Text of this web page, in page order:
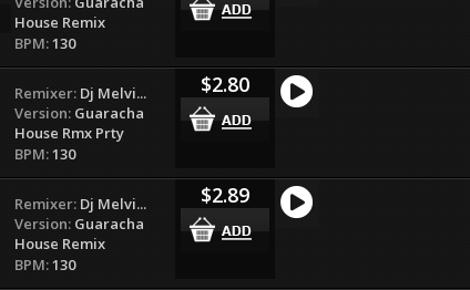
House Remix
BPM:130
Remixer: Dj Melvi...
Version: Guaracha
House Rmx Prty
BPM:130
$2.80
Remixer: Dj Melvi...
Version: Guaracha
House Remix
BPM:130
$2.89